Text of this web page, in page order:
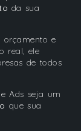
da sua
orçamento e
real, ele
de todos
Ads seja um
que sua